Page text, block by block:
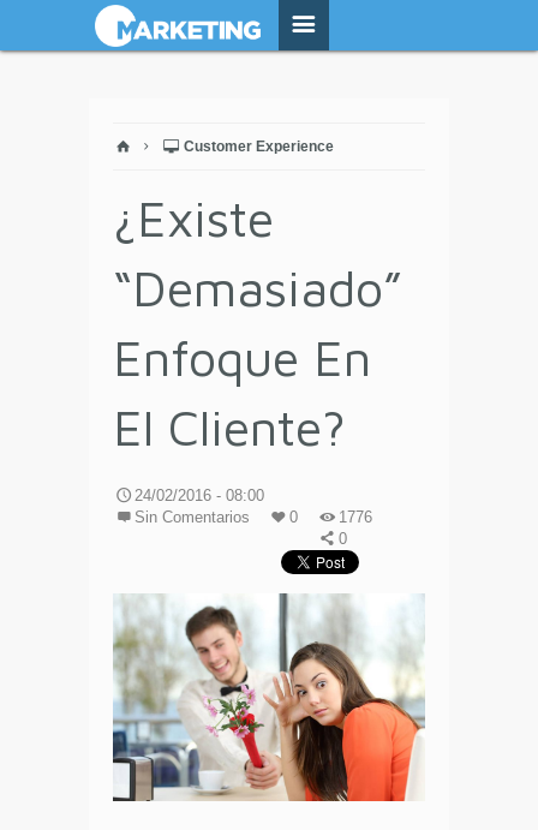
Customer Experience
¿Existe
“Demasiado”
Enfoque En
El Cliente?
24/02/2016 - 08:00
Sin Comentarios
0
1776
0